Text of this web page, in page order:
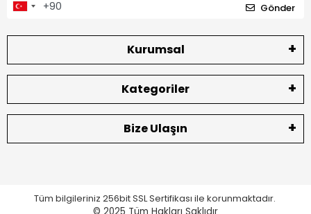
Gönder
Kurumsal
Kategoriler
Bize Ulaşın
Tüm bilgileriniz 256bit SSL Sertifikası ile korunmaktadır.